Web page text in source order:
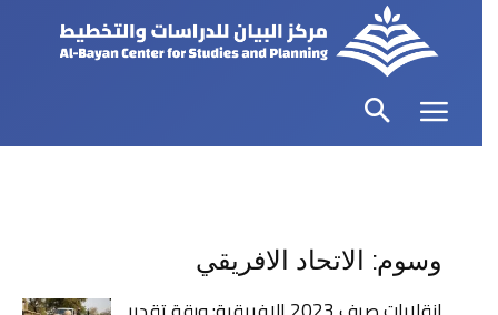
وسوم: الاتحاد الافريقي